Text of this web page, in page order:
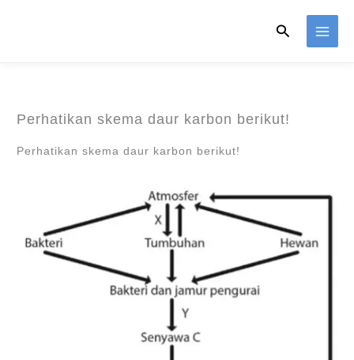
Search
Perhatikan skema daur karbon berikut!
Perhatikan skema daur karbon berikut!